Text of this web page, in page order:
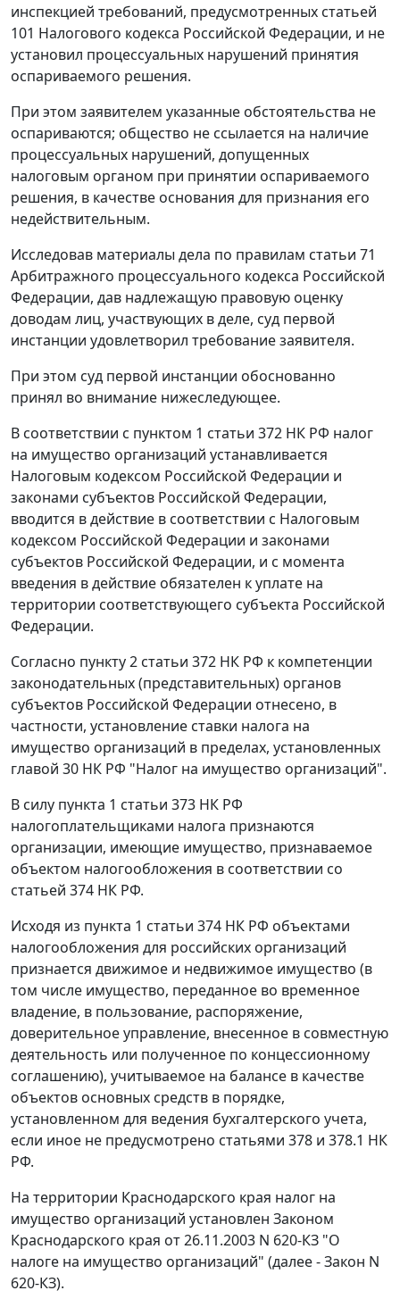
инспекцией требований, предусмотренных статьей
101 Налогового кодекса Российской Федерации, и не
установил процессуальных нарушений принятия
оспариваемого решения.
При этом заявителем указанные обстоятельства не
оспариваются; общество не ссылается на наличие
процессуальных нарушений, допущенных
налоговым органом при принятии оспариваемого
решения, в качестве основания для признания его
недействительным.
Исследовав материалы дела по правилам статьи 71
Арбитражного процессуального кодекса Российской
Федерации, дав надлежащую правовую оценку
доводам лиц, участвующих в деле, суд первой
инстанции удовлетворил требование заявителя.
При этом суд первой инстанции обоснованно
принял во внимание нижеследующее.
В соответствии с пунктом 1 статьи 372 НК РФ налог
на имущество организаций устанавливается
Налоговым кодексом Российской Федерации и
законами субъектов Российской Федерации,
вводится в действие в соответствии с Налоговым
кодексом Российской Федерации и законами
субъектов Российской Федерации, и с момента
введения в действие обязателен к уплате на
территории соответствующего субъекта Российской
Федерации.
Согласно пункту 2 статьи 372 НК РФ к компетенции
законодательных (представительных) органов
субъектов Российской Федерации отнесено, в
частности, установление ставки налога на
имущество организаций в пределах, установленных
главой 30 НК РФ "Налог на имущество организаций".
В силу пункта 1 статьи 373 НК РФ
налогоплательщиками налога признаются
организации, имеющие имущество, признаваемое
объектом налогообложения в соответствии со
статьей 374 НК РФ.
Исходя из пункта 1 статьи 374 НК РФ объектами
налогообложения для российских организаций
признается движимое и недвижимое имущество (в
том числе имущество, переданное во временное
владение, в пользование, распоряжение,
доверительное управление, внесенное в совместную
деятельность или полученное по концессионному
соглашению), учитываемое на балансе в качестве
объектов основных средств в порядке,
установленном для ведения бухгалтерского учета,
если иное не предусмотрено статьями 378 и 378.1 НК
РФ.
На территории Краснодарского края налог на
имущество организаций установлен Законом
Краснодарского края от 26.11.2003 N 620-КЗ "О
налоге на имущество организаций" (далее - Закон N
620-КЗ).